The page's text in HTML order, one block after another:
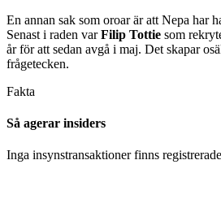
En annan sak som oroar är att Nepa har
Senast i raden varFilip Tottie som
år för att sedan avgå i maj. Det skapar
frågetecken.
Fakta
Så agerar insiders
Inga insynstransaktioner finns